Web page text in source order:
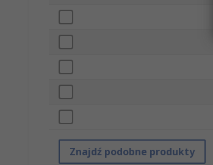
Znajdź podobne produkty